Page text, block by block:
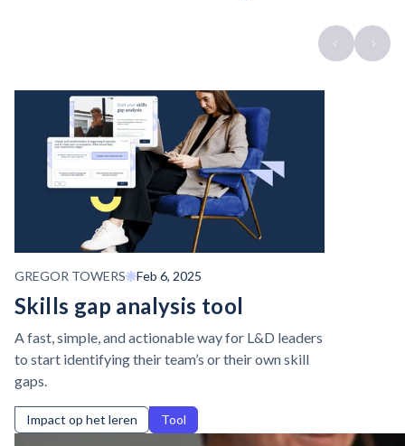
GREGOR TOWERS Feb 6, 2025
Skills gap analysis tool
A fast, simple, and actionable way for L&D leaders
to start identifying their team’s or their own skill
gaps.
Impact op het leren Tool